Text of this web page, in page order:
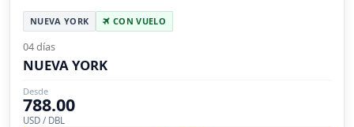
NUEVA YORK CON VUELO
04 días
NUEVA YORK
Desde
788.00
USD / DBL